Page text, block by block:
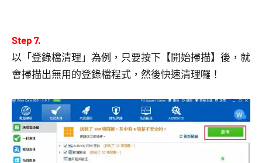
Step 7.
以「登錄檔清理」為例，只要按下【開始掃描】後，就
會掃描出無用的登錄檔程式，然後快速清理囉！